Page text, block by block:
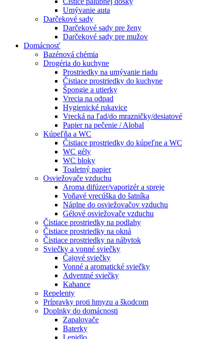
Umývanie auta
Darčekové sady
Darčekové sady pre ženy
Darčekové sady pre mužov
Domácnosť
Bazénová chémia
Drogéria do kuchyne
Prostriedky na umývanie riadu
Čistiace prostriedky do kuchyne
Špongie a utierky
Vrecia na odpad
Hygienické rukavice
Vrecká na ľad/do mrazničky/desiatové
Papier na pečenie / Alobal
Kúpeľňa a WC
Čistiace prostriedky do kúpeľne a WC
WC gély
WC bloky
Toaletný papier
Osviežovače vzduchu
Aroma difúzer/vaporizér a spreje
Voňavé vrecúška do šatníka
Náplne do osviežovačov vzduchu
Gélové osviežovače vzduchu
Čistiace prostriedky na podlahy
Čistiace prostriedky na okná
Čistiace prostriedky na nábytok
Sviečky a vonné sviečky
Čajové sviečky
Vonné a aromatické sviečky
Adventné sviečky
Kahance
Repelenty
Prípravky proti hmyzu a škodcom
Doplnky do domácnosti
Zapalovače
Baterky
Lepidlo